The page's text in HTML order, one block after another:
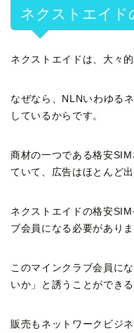
ネクストエイド
ネクストエイドは、大々
なぜなら、NLNいわゆる
しているからです。
商材の一つである格安
ていて、広告はほとんど出
ネクストエイドの格安
ブ会員になる必要がありま
このマインクラブ会員に
いか」と誘うことができる
販売もネットワークビジ